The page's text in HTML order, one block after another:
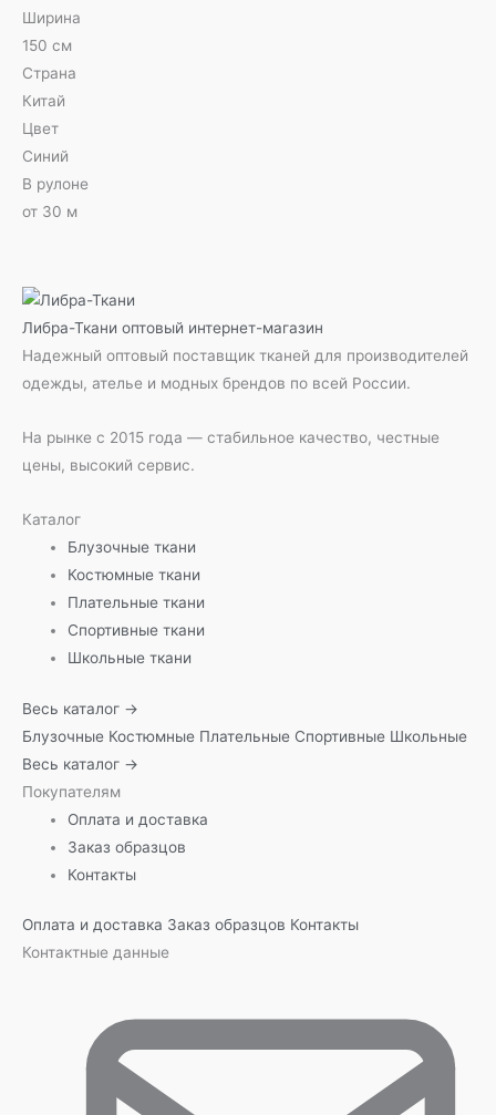
Ширина
150 см
Страна
Китай
Цвет
Синий
В рулоне
от 30 м
Либра-Ткани оптовый интернет-магазин
Надежный оптовый поставщик тканей для производителей
одежды, ателье и модных брендов по всей России.
На рынке с 2015 года — стабильное качество, честные
цены, высокий сервис.
Каталог
Блузочные ткани
Костюмные ткани
Плательные ткани
Спортивные ткани
Школьные ткани
Весь каталог →
Блузочные Костюмные Плательные Спортивные Школьные
Весь каталог →
Покупателям
Оплата и доставка
Заказ образцов
Контакты
Оплата и доставка Заказ образцов Контакты
Контактные данные